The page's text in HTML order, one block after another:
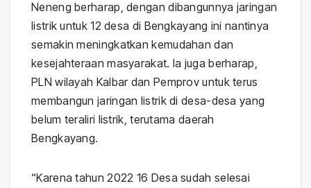
Neneng berharap, dengan dibangunnya jaringan
listrik untuk 12 desa di Bengkayang ini nantinya
semakin meningkatkan kemudahan dan
kesejahteraan masyarakat. Ia juga berharap,
PLN wilayah Kalbar dan Pemprov untuk terus
membangun jaringan listrik di desa-desa yang
belum teraliri listrik, terutama daerah
Bengkayang.
“Karena tahun 2022 16 Desa sudah selesai